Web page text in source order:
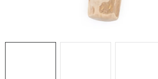
VÝMĚNA, VRÁCENÍ A REKLAMACE
O nás Kontakty
Doprava a platba